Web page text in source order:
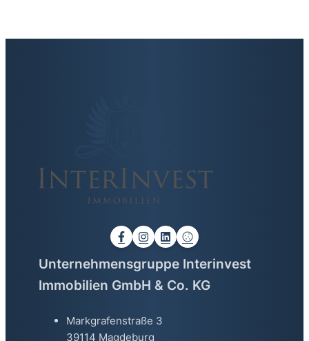
Unternehmensgruppe Interinvest
Immobilien GmbH & Co. KG
Markgrafenstraße 3
39114 Magdeburg